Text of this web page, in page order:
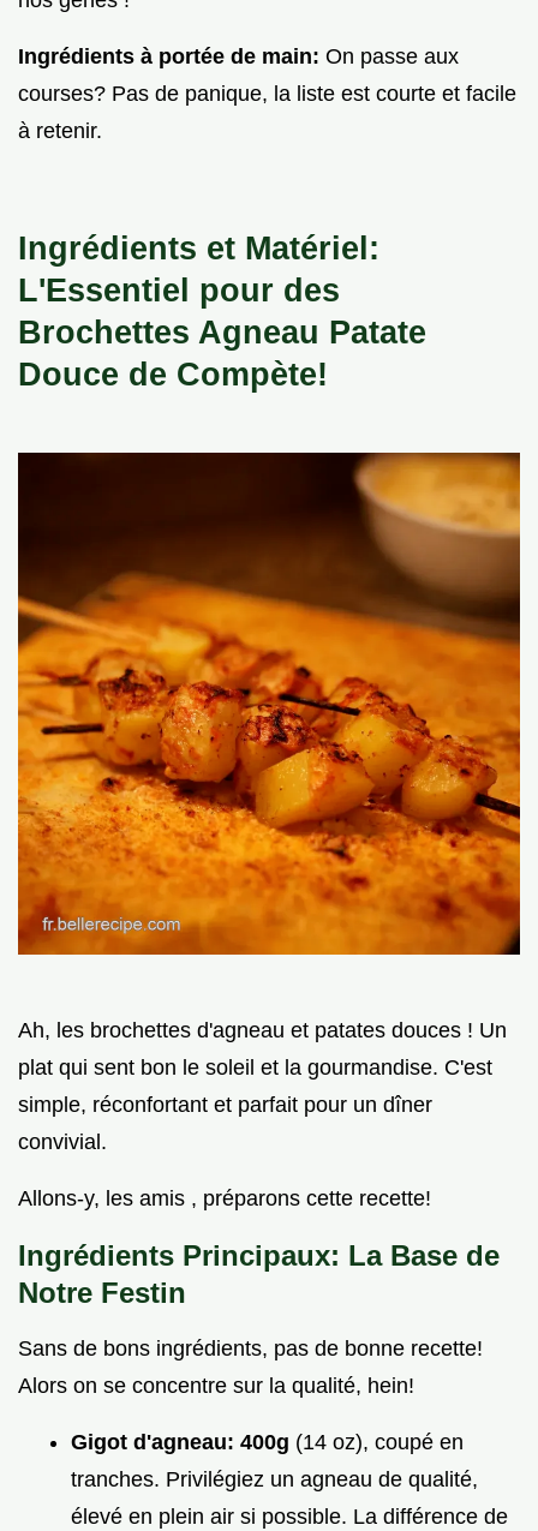
Ingrédients à portée de main: On passe aux
courses? Pas de panique, la liste est courte et facile
à retenir.
Ingrédients et Matériel:
L'Essentiel pour des
Brochettes Agneau Patate
Douce de Compète!
Ah, les brochettes d'agneau et patates douces ! Un
plat qui sent bon le soleil et la gourmandise. C'est
simple, réconfortant et parfait pour un dîner
convivial.
Allons-y, les amis , préparons cette recette!
Ingrédients Principaux: La Base de
Notre Festin
Sans de bons ingrédients, pas de bonne recette!
Alors on se concentre sur la qualité, hein!
Gigot d'agneau: 400g (14 oz), coupé en
tranches. Privilégiez un agneau de qualité,
élevé en plein air si possible. La différence de